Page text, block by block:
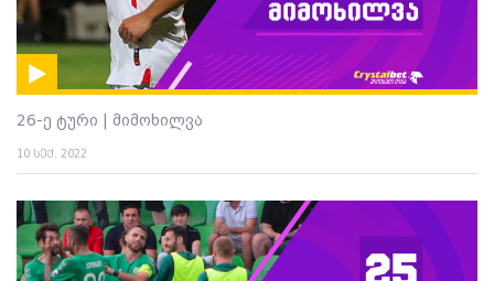
26-ე ტური | მიმოხილვა
10 სექ. 2022